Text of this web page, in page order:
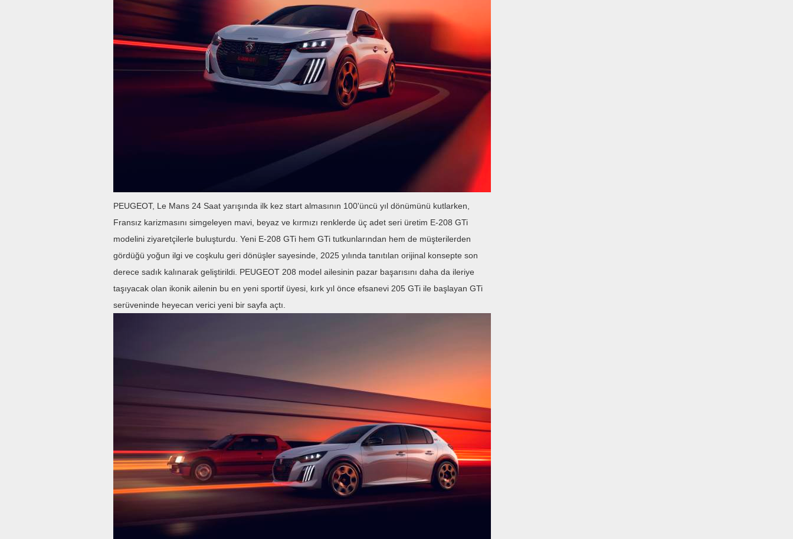
PEUGEOT, Le Mans 24 Saat yarışında ilk kez start almasının 100'üncü yıl dönümünü kutlarken,
Fransız karizmasını simgeleyen mavi, beyaz ve kırmızı renklerde üç adet seri üretim E-208 GTi
modelini ziyaretçilerle buluşturdu. Yeni E-208 GTi hem GTi tutkunlarından hem de müşterilerden
gördüğü yoğun ilgi ve coşkulu geri dönüşler sayesinde, 2025 yılında tanıtılan orijinal konsepte son
derece sadık kalınarak geliştirildi. PEUGEOT 208 model ailesinin pazar başarısını daha da ileriye
taşıyacak olan ikonik ailenin bu en yeni sportif üyesi, kırk yıl önce efsanevi 205 GTi ile başlayan GTi
serüveninde heyecan verici yeni bir sayfa açtı.